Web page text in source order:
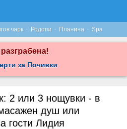
чарк · Родопи · Планина · Spa
за Почивки
2 или 3 нощувки - в
душ или
гости Лидия